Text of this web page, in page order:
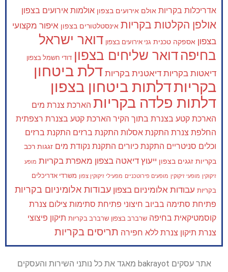
אדריכלות בקריות אולם אירועים בצפון אולמות אירועים בצפון
אולפן הקלטות בקריות אינסטלטורים בצפון איפור מקצועי
בצפון אספקה טכנית גני אירועים בצפון דואר ישראל
בחיפה דואר שליחים בצפון דודי חשמל בצפון
דיאטות בקריות דיאטנית בקריות דלת ביטחון
בקריותדלתות ביטחון בצפון
דלתות פלדה בקריות הארכת צנרת מים
הארכת קטע בצנרת בתוך הקיר הארכת קטע בצנרת רצפתית
החלפת צנרת התקנת אסלות התקנת ברזים התקנת ברזים
וכלים סניטריים התקנת כיורים התקנת נקודת מים זגגות רכב
בקריות זגגים בצפון ייעוץ דיאטה בצפון מאפרת בקריות מופע
זיקוקין מופעי זיקוקין מופעים פירוטכניים מפעילי זיקוקין צפון משרדי אדריכלים
בקריות עבודות אלומיניום בצפון עבודות אלומיניום בקריות
פתיחת סתימה בביוב חיצוני פתיחת סתימות צילום צנרת
קוסמטיקאית בחיפה שרברב בצפון שרברב בקריות תיקון פיצוצי
צנרת תיקון צנרת ללא חפירה תריסים בקריות
אתר עסקים bakrayot מאגד את כל נותני השירות והעסקים